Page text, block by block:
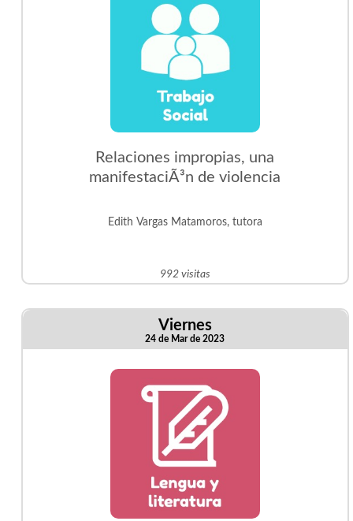
Relaciones impropias, una
manifestaciÃ³n de violencia
Edith Vargas Matamoros, tutora
992 visitas
Viernes
24 de Mar de 2023